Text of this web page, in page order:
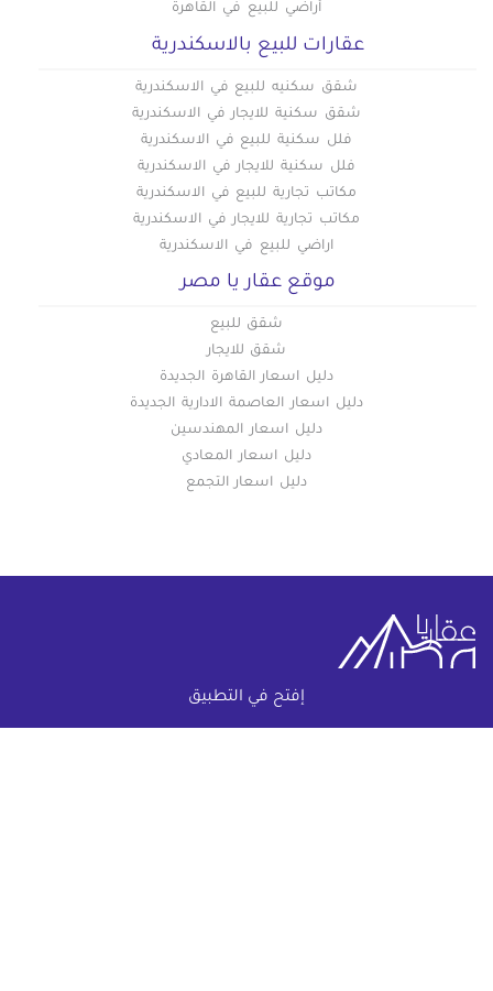
إفتح في التطبيق
أراضي للبيع في القاهرة
عقارات للبيع بالاسكندرية
شقق سكنيه للبيع في الاسكندرية
شقق سكنية للايجار في الاسكندرية
فلل سكنية للبيع في الاسكندرية
فلل سكنية للايجار في الاسكندرية
مكاتب تجارية للبيع في الاسكندرية
مكاتب تجارية للايجار في الاسكندرية
اراضي للبيع في الاسكندرية
موقع عقار يا مصر
شقق للبيع
شقق للايجار
دليل اسعار القاهرة الجديدة
دليل اسعار العاصمة الادارية الجديدة
دليل اسعار المهندسين
دليل اسعار المعادي
دليل اسعار التجمع
خريطة الموقع